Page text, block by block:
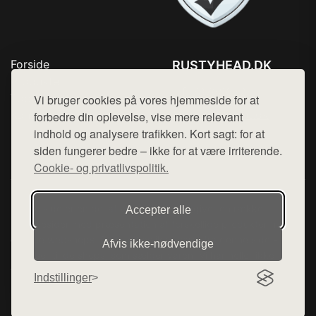
Vi bruger cookies på vores hjemmeside for at
forbedre din oplevelse, vise mere relevant
indhold og analysere trafikken. Kort sagt: for at
siden fungerer bedre – ikke for at være irriterende.
Cookie- og privatlivspolitik.
Accepter alle
Afvis ikke‑nødvendige
Indstillinger
Forside
Top Rabatter
Kontakt
RUSTYHEAD.DK
Mail: hej@want.dk
Cookie- og privatlivspolitik
Denne side er en del af want.dk, der udgiver en række
hjemmesider med præsentation af forskellige produkter fra
diverse webshops. Der sælges ikke varer fra denne side - vi
varerne på lager.